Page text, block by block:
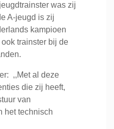
was zij
A-jeugd is zij
kampioen
trainster bij de
,,Met al deze
die zij heeft,
van
het technisch